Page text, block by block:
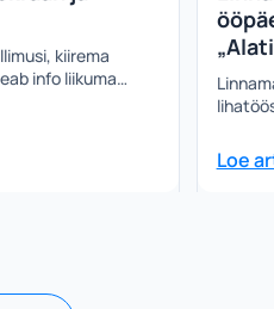
kiirema
info liikuma…
Loe